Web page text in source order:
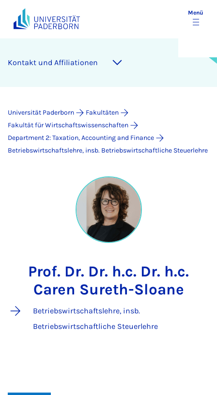
Menü
Kontakt und Affiliationen
Universität Paderborn
Fakultäten
Fakultät für Wirtschaftswissenschaften
Department 2: Taxation, Accounting and Finance
Betriebswirtschaftslehre, insb. Betriebswirtschaftliche Steuerlehre
Prof. Dr. Dr. h.c. Dr. h.c.
Caren Sureth-Sloane
Betriebswirtschaftslehre, insb.
Betriebswirtschaftliche Steuerlehre